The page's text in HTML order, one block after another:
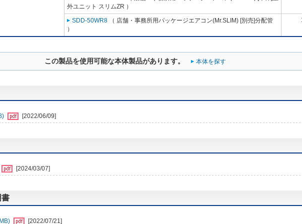
外ユニット スリムZR ）
SDD-50WR8 （ 店舗・事務所用パッケージエアコン(Mr.SLIM) [別売]分配管
）
この製品を使用可能な本体製品があります。 本体を探す
[2022/06/09]
[2024/03/07]
書
[2022/07/21]